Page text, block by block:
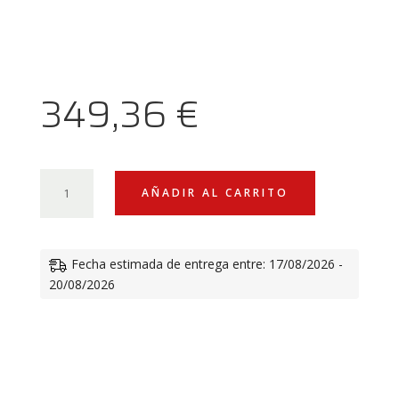
349,36 €
DEPÓSITO
PANIGALE
CANTIDAD
AÑADIR AL CARRITO
Fecha estimada de entrega entre: 17/08/2026 -
20/08/2026